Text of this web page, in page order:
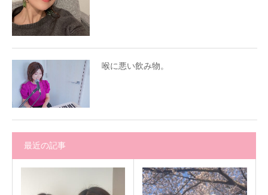
喉に悪い飲み物。
最近の記事